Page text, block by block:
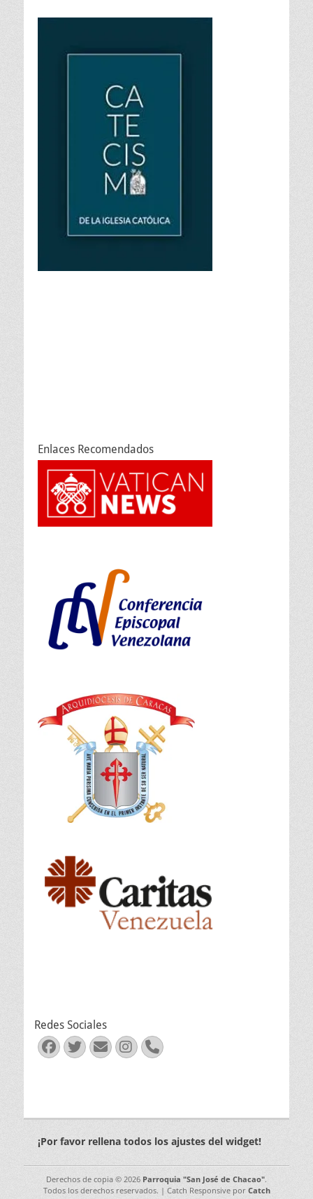
Enlaces Recomendados
Redes Sociales
Facebook
Twitter
Correo
electrónico
Instagram
Teléfono
¡Por favor rellena todos los ajustes del widget!
Derechos de copia © 2026 Parroquia "San José de Chacao".
Todos los derechos reservados. | Catch Responsive por Catch